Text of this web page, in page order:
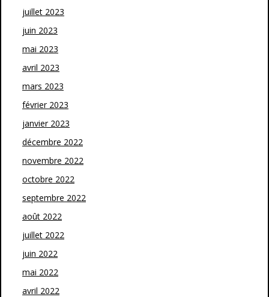
juillet 2023
juin 2023
mai 2023
avril 2023
mars 2023
février 2023
janvier 2023
décembre 2022
novembre 2022
octobre 2022
septembre 2022
août 2022
juillet 2022
juin 2022
mai 2022
avril 2022